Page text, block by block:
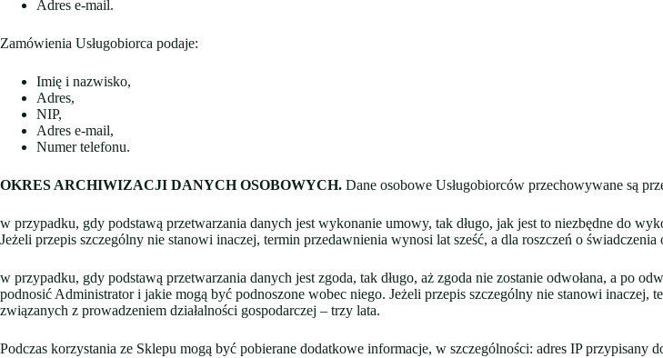
Adres e-mail.
Zamówienia Usługobiorca podaje:
Imię i nazwisko,
Adres,
NIP,
Adres e-mail,
Numer telefonu.
OKRES ARCHIWIZACJI DANYCH OSOBOWYCH. Dane osobowe Usługobiorców przechowywane są
w przypadku, gdy podstawą przetwarzania danych jest wykonanie umowy, tak długo, jak jest to niezbędne do
Jeżeli przepis szczególny nie stanowi inaczej, termin przedawnienia wynosi lat sześć, a dla roszczeń o
w przypadku, gdy podstawą przetwarzania danych jest zgoda, tak długo, aż zgoda nie zostanie odwołana, a po
podnosić Administrator i jakie mogą być podnoszone wobec niego. Jeżeli przepis szczególny nie stanowi inaczej,
związanych z prowadzeniem działalności gospodarczej – trzy lata.
Podczas korzystania ze Sklepu mogą być pobierane dodatkowe informacje, w szczególności: adres IP